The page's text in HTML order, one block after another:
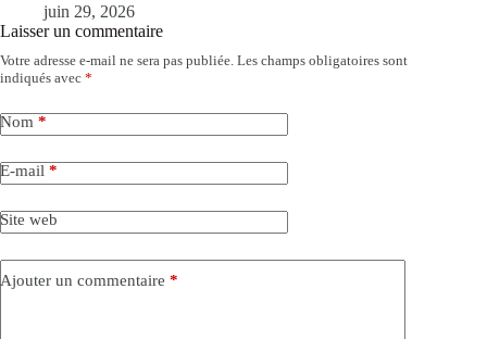
juin 29, 2026
Laisser un commentaire
Votre adresse e-mail ne sera pas publiée. Les champs obligatoires sont
indiqués avec *
Nom *
E-mail *
Site web
Ajouter un commentaire *